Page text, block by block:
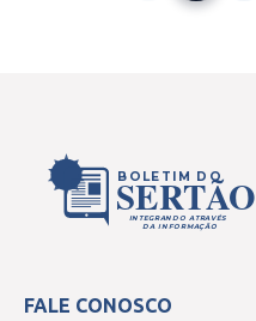
BOLETIM DO
SERTÃO
INTEGRANDO ATRAVÉS
DA INFORMAÇÃO
FALE CONOSCO